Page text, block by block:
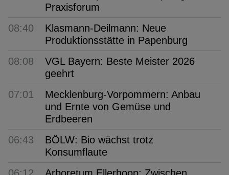
Praxisforum
08:40
Klasmann-Deilmann: Neue
Produktionsstätte in Papenburg
08:08
VGL Bayern: Beste Meister 2026
geehrt
07:01
Mecklenburg-Vorpommern: Anbau
und Ernte von Gemüse und
Erdbeeren
06:43
BÖLW: Bio wächst trotz
Konsumflaute